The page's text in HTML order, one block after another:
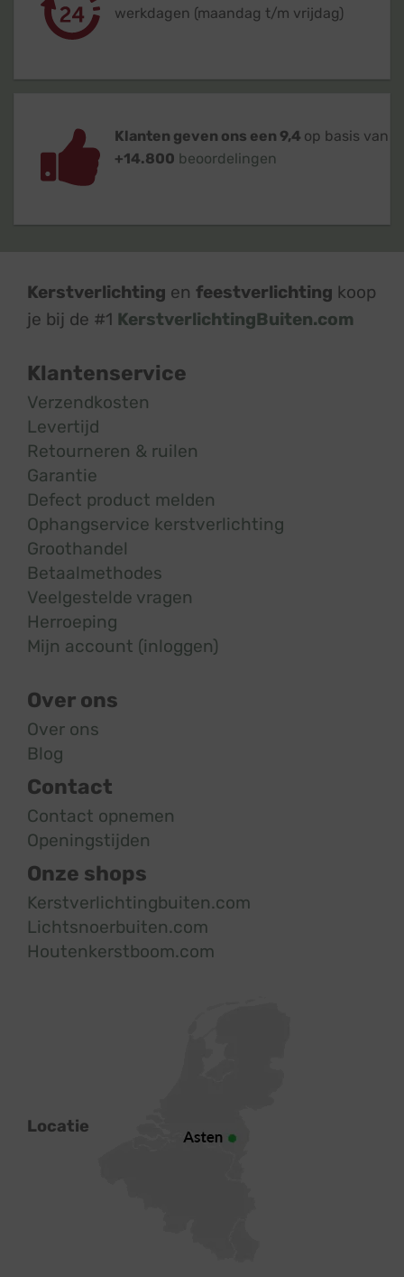
werkdagen (maandag t/m vrijdag)
Klanten geven ons een 9,4 op basis van
+14.800 beoordelingen
Kerstverlichting en feestverlichting koop
je bij de #1 KerstverlichtingBuiten.com
Klantenservice
Verzendkosten
Levertijd
Retourneren & ruilen
Garantie
Defect product melden
Ophangservice kerstverlichting
Groothandel
Betaalmethodes
Veelgestelde vragen
Herroeping
Mijn account (inloggen)
Over ons
Over ons
Blog
Contact
Contact opnemen
Openingstijden
Onze shops
Kerstverlichtingbuiten.com
Lichtsnoerbuiten.com
Houtenkerstboom.com
Locatie